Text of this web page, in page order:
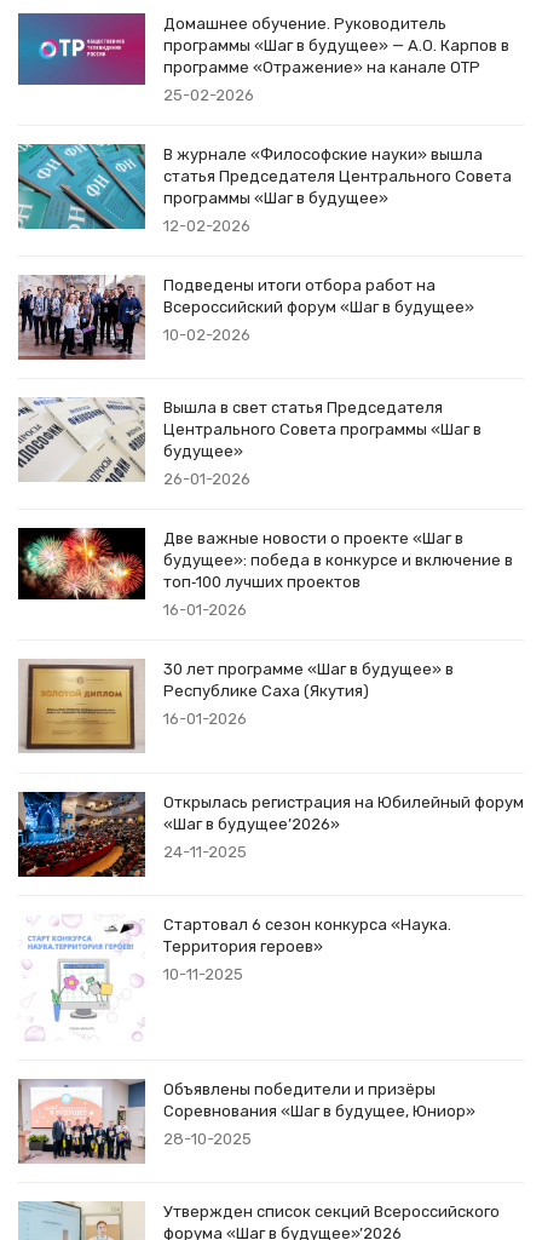
Домашнее обучение. Руководитель
программы «Шаг в будущее» — А.О. Карпов в
программе «Отражение» на канале ОТР
25-02-2026
В журнале «Философские науки» вышла
статья Председателя Центрального Совета
программы «Шаг в будущее»
12-02-2026
Подведены итоги отбора работ на
Всероссийский форум «Шаг в будущее»
10-02-2026
Вышла в свет статья Председателя
Центрального Совета программы «Шаг в
будущее»
26-01-2026
Две важные новости о проекте «Шаг в
будущее»: победа в конкурсе и включение в
топ‑100 лучших проектов
16-01-2026
30 лет программе «Шаг в будущее» в
Республике Саха (Якутия)
16-01-2026
Открылась регистрация на Юбилейный форум
«Шаг в будущее’2026»
24-11-2025
Стартовал 6 сезон конкурса «Наука.
Территория героев»
10-11-2025
Объявлены победители и призёры
Соревнования «Шаг в будущее, Юниор»
28-10-2025
Утвержден список секций Всероссийского
форума «Шаг в будущее»’2026